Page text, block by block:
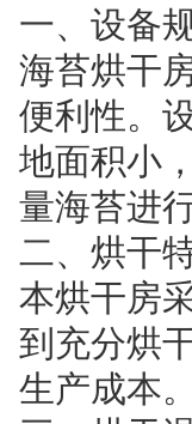
一、设备
海苔烘干
便利性。
地面积小
量海苔进
二、烘干
本烘干房
到充分烘
生产成本